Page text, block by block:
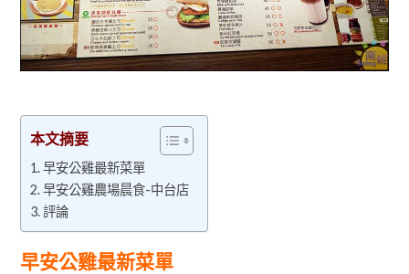
本文摘要
早安公雞最新菜單
早安公雞農場晨食-中台店
評論
早安公雞最新菜單